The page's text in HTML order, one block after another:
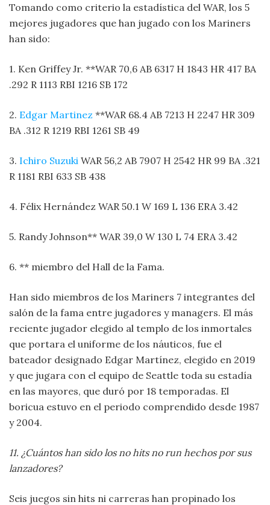
Tomando como criterio la estadística del WAR, los 5
mejores jugadores que han jugado con los Mariners
han sido:
1. Ken Griffey Jr. **WAR 70,6 AB 6317 H 1843 HR 417 BA
.292 R 1113 RBI 1216 SB 172
2. Edgar Martinez **WAR 68.4 AB 7213 H 2247 HR 309
BA .312 R 1219 RBI 1261 SB 49
3. Ichiro Suzuki WAR 56,2 AB 7907 H 2542 HR 99 BA .321
R 1181 RBI 633 SB 438
4. Félix Hernández WAR 50.1 W 169 L 136 ERA 3.42
5. Randy Johnson** WAR 39,0 W 130 L 74 ERA 3.42
6. ** miembro del Hall de la Fama.
Han sido miembros de los Mariners 7 integrantes del
salón de la fama entre jugadores y managers. El más
reciente jugador elegido al templo de los inmortales
que portara el uniforme de los náuticos, fue el
bateador designado Edgar Martínez, elegido en 2019
y que jugara con el equipo de Seattle toda su estadía
en las mayores, que duró por 18 temporadas. El
boricua estuvo en el periodo comprendido desde 1987
y 2004.
11. ¿Cuántos han sido los no hits no run hechos por sus
lanzadores?
Seis juegos sin hits ni carreras han propinado los